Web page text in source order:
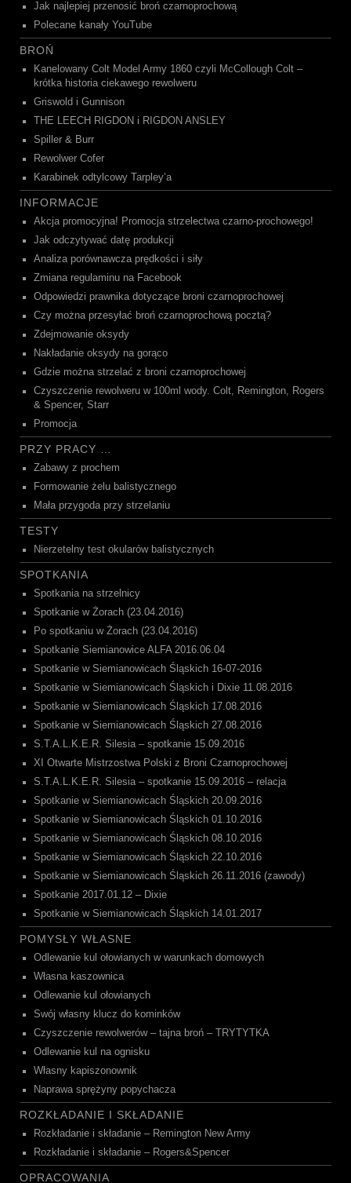
Jak najlepiej przenosić broń czarnoprochową
Polecane kanały YouTube
BROŃ
Kanelowany Colt Model Army 1860 czyli McCollough Colt –
krótka historia ciekawego rewolweru
Griswold i Gunnison
THE LEECH RIGDON i RIGDON ANSLEY
Spiller & Burr
Rewolwer Cofer
Karabinek odtylcowy Tarpley’a
INFORMACJE
Akcja promocyjna! Promocja strzelectwa czarno-prochowego!
Jak odczytywać datę produkcji
Analiza porównawcza prędkości i siły
Zmiana regulaminu na Facebook
Odpowiedzi prawnika dotyczące broni czarnoprochowej
Czy można przesyłać broń czarnoprochową pocztą?
Zdejmowanie oksydy
Nakładanie oksydy na gorąco
Gdzie można strzelać z broni czarnoprochowej
Czyszczenie rewolweru w 100ml wody. Colt, Remington, Rogers
& Spencer, Starr
Promocja
PRZY PRACY …
Zabawy z prochem
Formowanie żelu balistycznego
Mała przygoda przy strzelaniu
TESTY
Nierzetelny test okularów balistycznych
SPOTKANIA
Spotkania na strzelnicy
Spotkanie w Żorach (23.04.2016)
Po spotkaniu w Żorach (23.04.2016)
Spotkanie Siemianowice ALFA 2016.06.04
Spotkanie w Siemianowicach Śląskich 16-07-2016
Spotkanie w Siemianowicach Śląskich i Dixie 11.08.2016
Spotkanie w Siemianowicach Śląskich 17.08.2016
Spotkanie w Siemianowicach Śląskich 27.08.2016
S.T.A.L.K.E.R. Silesia – spotkanie 15.09.2016
XI Otwarte Mistrzostwa Polski z Broni Czarnoprochowej
S.T.A.L.K.E.R. Silesia – spotkanie 15.09.2016 – relacja
Spotkanie w Siemianowicach Śląskich 20.09.2016
Spotkanie w Siemianowicach Śląskich 01.10.2016
Spotkanie w Siemianowicach Śląskich 08.10.2016
Spotkanie w Siemianowicach Śląskich 22.10.2016
Spotkanie w Siemianowicach Śląskich 26.11.2016 (zawody)
Spotkanie 2017.01.12 – Dixie
Spotkanie w Siemianowicach Śląskich 14.01.2017
POMYSŁY WŁASNE
Odlewanie kul ołowianych w warunkach domowych
Własna kaszownica
Odlewanie kul ołowianych
Swój własny klucz do kominków
Czyszczenie rewolwerów – tajna broń – TRYTYTKA
Odlewanie kul na ognisku
Własny kapiszonownik
Naprawa sprężyny popychacza
ROZKŁADANIE I SKŁADANIE
Rozkładanie i składanie – Remington New Army
Rozkładanie i składanie – Rogers&Spencer
OPRACOWANIA